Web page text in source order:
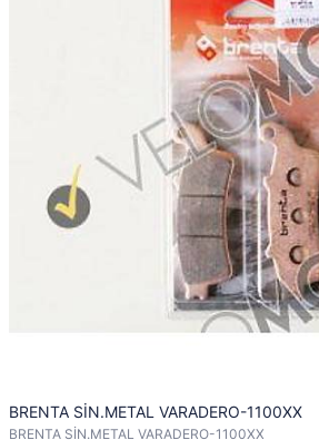
BRENTA SİN.METAL VARADERO-1100XX
BRENTA SİN.METAL VARADERO-1100XX